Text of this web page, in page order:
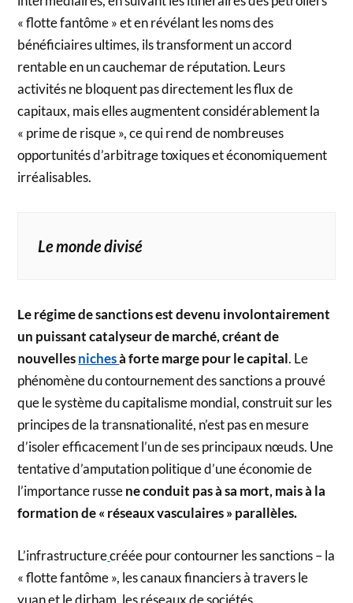
« flotte fantôme » et en révélant les noms des
bénéficiaires ultimes, ils transforment un accord
rentable en un cauchemar de réputation. Leurs
activités ne bloquent pas directement les flux de
capitaux, mais elles augmentent considérablement la
« prime de risque », ce qui rend de nombreuses
opportunités d’arbitrage toxiques et économiquement
irréalisables.
Le monde divisé
Le régime de sanctions est devenu involontairement
un puissant catalyseur de marché, créant de
nouvellesnichesà forte marge pour le capital. Le
phénomène du contournement des sanctions a prouvé
que le système du capitalisme mondial, construit sur les
principes de la transnationalité, n’est pas en mesure
d’isoler efficacement l’un de ses principaux nœuds. Une
tentative d’amputation politique d’une économie de
l’importance russene conduit pas à sa mort, mais à la
formation de « réseaux vasculaires » parallèles.
L’infrastructurecréée pour contourner les sanctions – la
« flotte fantôme », les canaux financiers à travers le
yuan et le dirham, les réseaux de sociétés